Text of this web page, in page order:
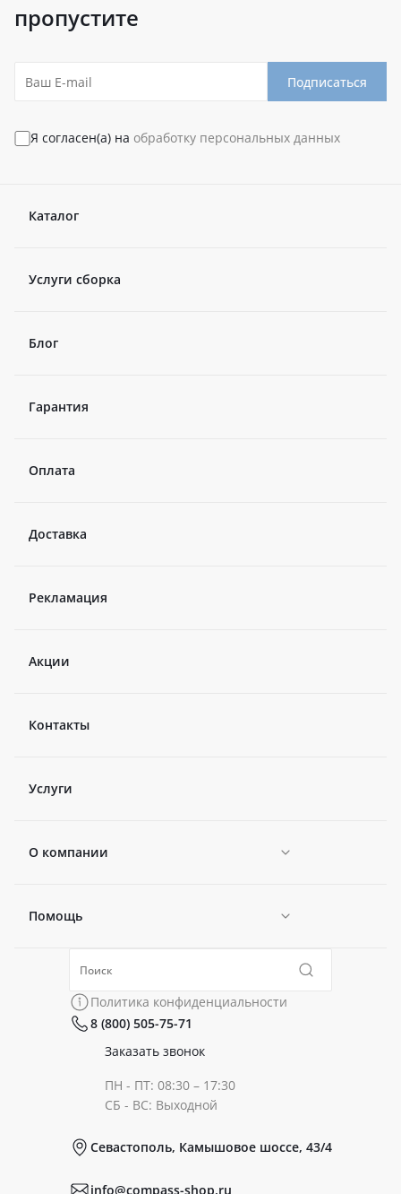
пропустите
Подписаться
Я согласен(а) на обработку персональных данных
Каталог
Услуги сборка
Блог
Гарантия
Оплата
Доставка
Рекламация
Акции
Контакты
Услуги
О компании
Новости
Политика конфиденциальности
Помощь
Коллекции
Политика конфиденциальности
8 (800) 505-75-71
Заказать звонок
ПН - ПТ: 08:30 – 17:30
СБ - ВС: Выходной
Севастополь, Камышовое шоссе, 43/4
info@compass-shop.ru